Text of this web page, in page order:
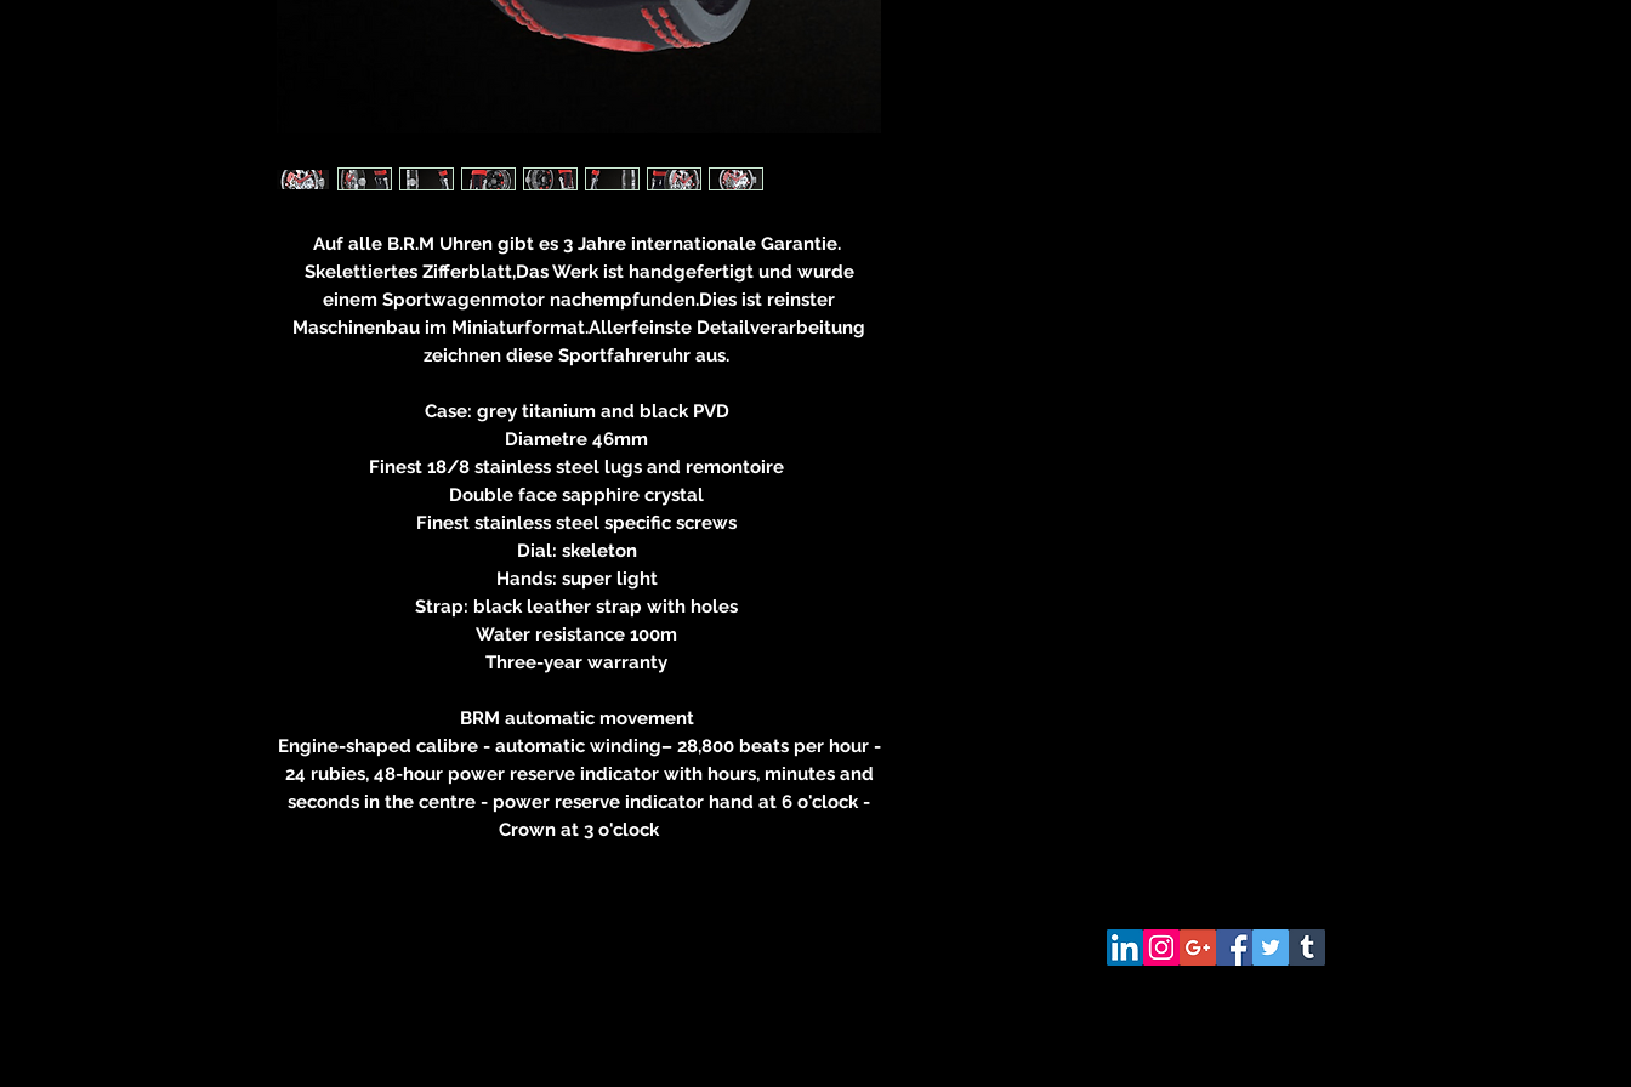
Auf alle B.R.M Uhren gibt es 3 Jahre internationale Garantie.
Skelettiertes Zifferblatt,Das Werk ist handgefertigt und wurde
einem Sportwagenmotor nachempfunden.Dies ist reinster
Maschinenbau im Miniaturformat.Allerfeinste Detailverarbeitung
zeichnen diese Sportfahreruhr aus.
Case: grey titanium and black PVD
Diametre 46mm
Finest 18/8 stainless steel lugs and remontoire
Double face sapphire crystal
Finest stainless steel specific screws
Dial: skeleton
Hands: super light
Strap: black leather strap with holes
Water resistance 100m
Three-year warranty
BRM automatic movement
Engine-shaped calibre - automatic winding– 28,800 beats per hour -
24 rubies, 48-hour power reserve indicator with hours, minutes and
seconds in the centre - power reserve indicator hand at 6 o'clock -
Crown at 3 o'clock